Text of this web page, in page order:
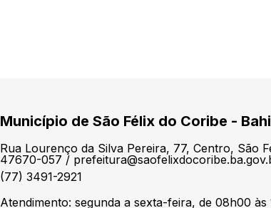
Município de São Félix do Coribe -
Rua Lourenço da Silva Pereira, 77, Centro, São
47670-057 /
(77) 3491-2921
Atendimento: segunda a sexta-feira, de 08h00 às